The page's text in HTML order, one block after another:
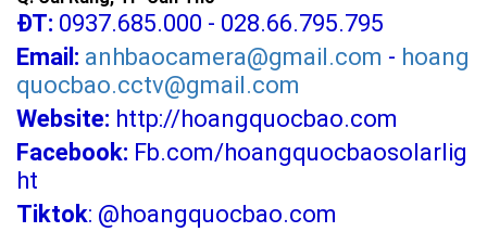
ĐT: 0937.685.000 - 028.66.795.795
Email: anhbaocamera@gmail.com - hoang
quocbao.cctv@gmail.com
Website: http://hoangquocbao.com
Facebook: Fb.com/hoangquocbaosolarlig
ht
Tiktok: @hoangquocbao.com